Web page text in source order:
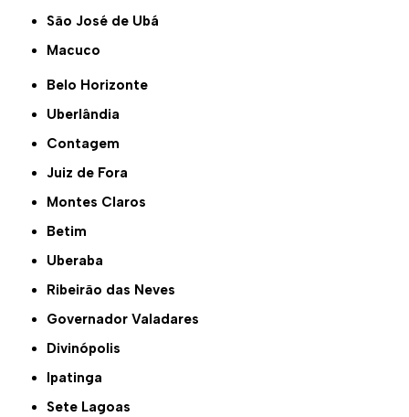
São José de Ubá
Macuco
Belo Horizonte
Uberlândia
Contagem
Juiz de Fora
Montes Claros
Betim
Uberaba
Ribeirão das Neves
Governador Valadares
Divinópolis
Ipatinga
Sete Lagoas